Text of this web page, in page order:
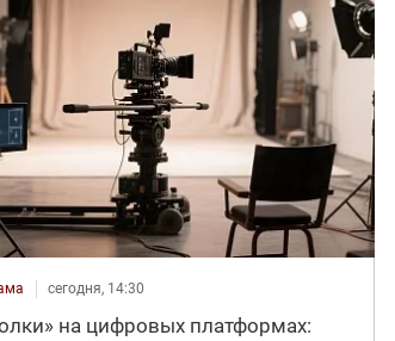
сегодня, 14:30
на цифровых платформах: